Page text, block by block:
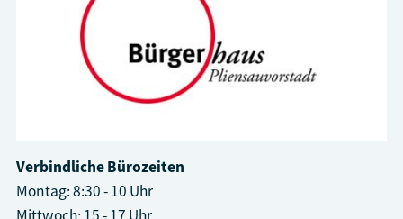
Verbindliche Bürozeiten
Montag: 8:30 - 10 Uhr